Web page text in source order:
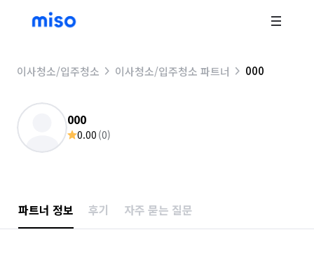
이사청소/입주청소 이사청소/입주청소 파트너 000
000
0.00 (0)
파트너 정보 후기 자주 묻는 질문